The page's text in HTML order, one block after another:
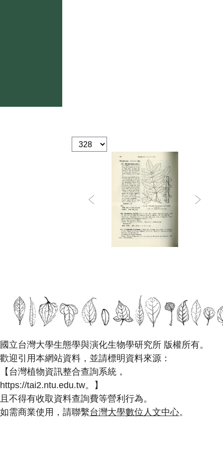
國立台灣大學生態學與演化生物學研究所 版權所有。
歡迎引用本網站資料，並請標明資料來源：
【台灣植物資訊整合查詢系統，
https://tai2.ntu.edu.tw。】
且不得有收取資料查詢費等營利行為。
如需商業使用，請聯繫台灣大學數位人文中心。